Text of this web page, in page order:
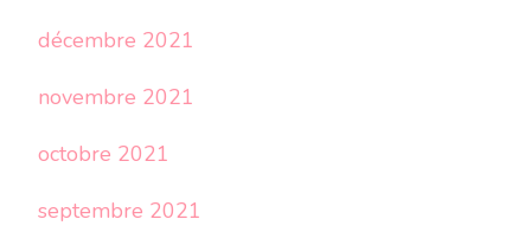
décembre 2021
novembre 2021
octobre 2021
septembre 2021